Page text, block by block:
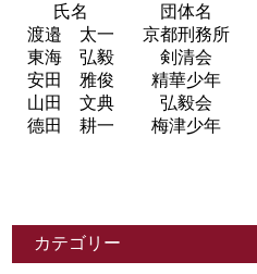
氏名
団体名
渡邉 太一
京都刑務所
東海 弘毅
剣清会
安田 雅俊
精華少年
山田 文典
弘毅会
德田 耕一
梅津少年
カテゴリー